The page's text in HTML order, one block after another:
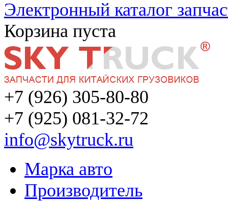
Электронный каталог
Корзина пуста
+7 (926) 305-80-80
+7 (925) 081-32-72
info@skytruck.ru
Марка авто
Производитель